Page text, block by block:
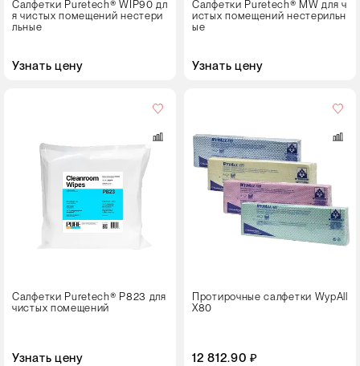
Салфетки Puretech® WIP90 дл
я чистых помещений нестери
льные
Узнать цену
Салфетки Puretech® MW для ч
истых помещений нестерильн
ые
Узнать цену
Салфетки Puretech® P823 для
чистых помещений
Узнать цену
Протирочные салфетки WypAll
X80
12 812.90 ₽
10 пачек